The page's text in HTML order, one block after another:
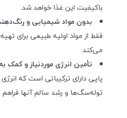
باکیفیت این غذا خواهد شد.
بدون مواد شیمیایی و
فقط از مواد اولیه طبیعی برای
می‌کند.
تأمین انرژی موردنیاز و کمک
پاپیدارای ترکیباتی است که
توله‌سگ‌ها و رشد سالم آنها